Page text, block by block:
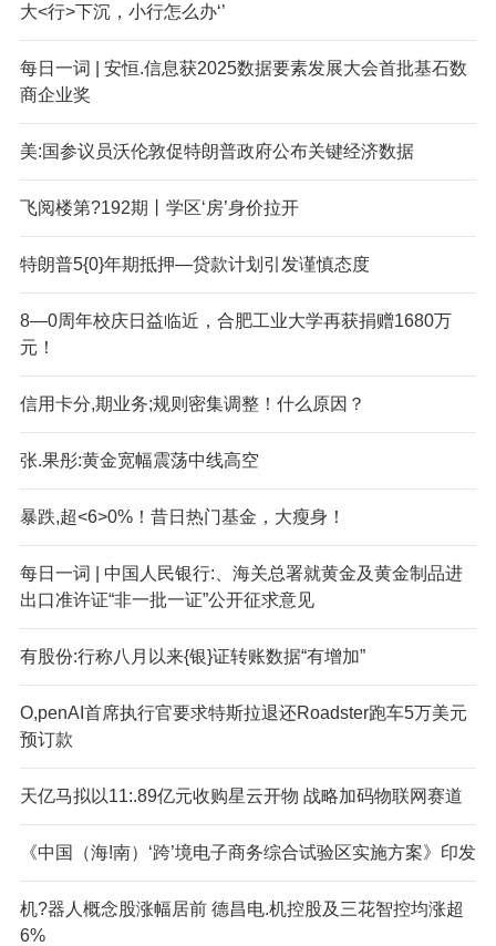
大<行>下沉，小行怎么办‘’
每日一词 | 安恒.信息获2025数据要素发展大会首批基石数
商企业奖
美:国参议员沃伦敦促特朗普政府公布关键经济数据
飞阅楼第?192期丨学区‘房’身价拉开
特朗普5{0}年期抵押—贷款计划引发谨慎态度
8—0周年校庆日益临近，合肥工业大学再获捐赠1680万
元！
信用卡分,期业务;规则密集调整！什么原因？
张.果彤:黄金宽幅震荡中线高空
暴跌,超<6>0%！昔日热门基金，大瘦身！
每日一词 | 中国人民银行:、海关总署就黄金及黄金制品进
出口准许证“非一批一证”公开征求意见
有股份:行称八月以来{银}证转账数据“有增加”
O,penAI首席执行官要求特斯拉退还Roadster跑车5万美元
预订款
天亿马拟以11:.89亿元收购星云开物 战略加码物联网赛道
《中国（海!南）‘跨’境电子商务综合试验区实施方案》印发
机?器人概念股涨幅居前 德昌电.机控股及三花智控均涨超
6%